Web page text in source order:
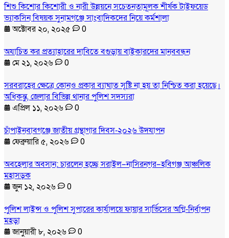
শিশু কিশোর কিশোরী ও নারী উন্নয়নে সচেতনতামূলক শীর্ষক টাইফয়েড
ভ্যাকসিন বিষয়ক সুনামগঞ্জে সাংবাদিকদের নিয়ে কর্মশালা
অক্টোবর ২০, ২০২৫
0
অযাচিত কর প্রত্যাহারের দাবিতে বগুড়ায় বাইকারদের মানববন্ধন
মে ২১, ২০২৬
0
সরবরাহের ক্ষেত্রে কোনও প্রকার ব্যাঘাত সৃষ্টি না হয় তা নিশ্চিত করা হয়েছে।
অধিকন্তু, জেলার বিভিন্ন থানার পুলিশ সদস্যরা
এপ্রিল ১১, ২০২৬
0
চাঁপাইনবাবগঞ্জে জাতীয় গ্রন্থাগার দিবস-২০২৬ উদযাপন
ফেব্রুয়ারি ৫, ২০২৬
0
অবহেলার অবসান: চারলেন হচ্ছে সরাইল–নাসিরনগর–হবিগঞ্জ আঞ্চলিক
মহাসড়ক
জুন ১২, ২০২৬
0
পুলিশ লাইন্স ও পুলিশ সুপারের কার্যালয়ে ফায়ার সার্ভিসের অগ্নি-নির্বাপন
মহড়া
জানুয়ারী ৮, ২০২৬
0